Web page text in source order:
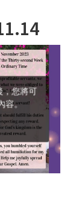
母、聖人」—
會」(推廣片)
會」—林必能
奧蹟」— 錢玲
期避靜」—【逾